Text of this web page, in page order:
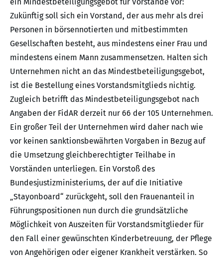
Zukünftig soll sich ein Vorstand, der aus mehr als drei
Personen in börsennotierten und mitbestimmten
Gesellschaften besteht, aus mindestens einer Frau und
mindestens einem Mann zusammensetzen. Halten sich
Unternehmen nicht an das Mindestbeteiligungsgebot,
ist die Bestellung eines Vorstandsmitglieds nichtig.
Zugleich betrifft das Mindestbeteiligungsgebot nach
Angaben der FidAR derzeit nur 66 der 105 Unternehmen.
Ein großer Teil der Unternehmen wird daher nach wie
vor keinen sanktionsbewährten Vorgaben in Bezug auf
die Umsetzung gleichberechtigter Teilhabe in
Vorständen unterliegen. Ein Vorstoß des
Bundesjustizministeriums, der auf die Initiative
„Stayonboard“ zurückgeht, soll den Frauenanteil in
Führungspositionen nun durch die grundsätzliche
Möglichkeit von Auszeiten für Vorstandsmitglieder für
den Fall einer gewünschten Kinderbetreuung, der Pflege
von Angehörigen oder eigener Krankheit verstärken. So